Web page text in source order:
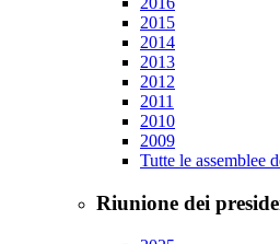
2015
2014
2013
2012
2011
2010
2009
Tutte le assemblee
Riunione dei